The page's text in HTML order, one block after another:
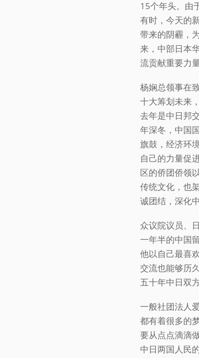
15个年头。由
有时，今天的
带来的阴霾，
来，中部日本
流贡献重要力量
杨娴总领事在
十大筹划未来
去年是中日邦
年深冬，中国
旗鼓，经济环
自己的力量促
区的侨团侨领
传统文化，也
诚团结，深化
众议院议员、
一年半的中国
他以自己最喜
交流也能够历
五十年中日双
一般社团法人
都有着很多的
要从点点滴滴
中日两国人民